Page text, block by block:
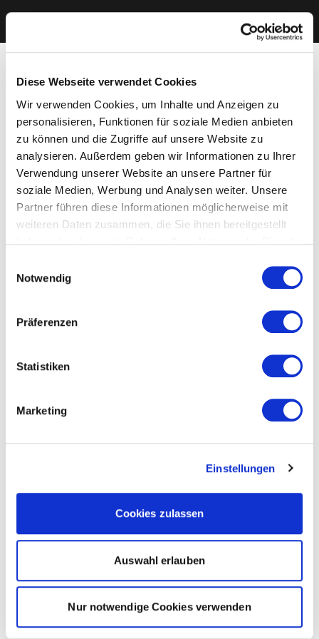
Diese Webseite verwendet Cookies
Wir verwenden Cookies, um Inhalte und Anzeigen zu
personalisieren, Funktionen für soziale Medien anbieten
zu können und die Zugriffe auf unsere Website zu
analysieren. Außerdem geben wir Informationen zu Ihrer
Verwendung unserer Website an unsere Partner für
soziale Medien, Werbung und Analysen weiter. Unsere
Partner führen diese Informationen möglicherweise mit
weiteren Daten zusammen, die Sie ihnen bereitgestellt
Cookies, wenn Sie unsere Webseite weiterhin nutzen.
Notwendig
Präferenzen
Statistiken
Marketing
Einstellungen
Cookies zulassen
Auswahl erlauben
Nur notwendige Cookies verwenden